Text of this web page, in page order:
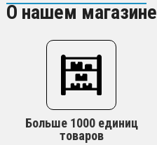
О нашем магазине
Больше 1000 единиц
товаров